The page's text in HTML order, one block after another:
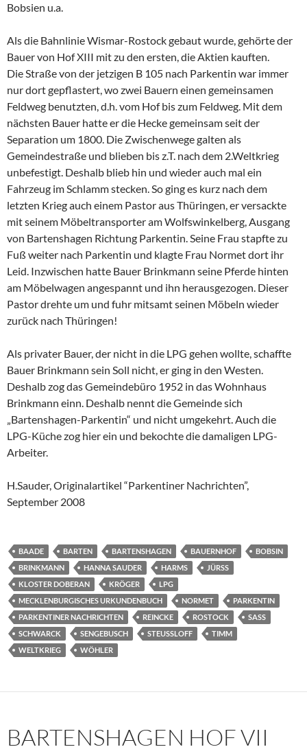
Bobsien u.a.
Als die Bahnlinie Wismar-Rostock gebaut wurde, gehörte der
Bauer von Hof XIII mit zu den ersten, die Aktien kauften.
Die Straße von der jetzigen B 105 nach Parkentin war immer
nur dort gepflastert, wo zwei Bauern einen gemeinsamen
Feldweg benutzten, d.h. vom Hof bis zum Feldweg. Mit dem
nächsten Bauer hatte er die Hecke gemeinsam seit der
Separation um 1800. Die Zwischenwege galten als
Gemeindestraße und blieben bis z.T. nach dem 2.Weltkrieg
unbefestigt. Deshalb blieb hin und wieder auch mal ein
Fahrzeug im Schlamm stecken. So ging es kurz nach dem
letzten Krieg auch einem Pastor aus Thüringen, er versackte
mit seinem Möbeltransporter am Wolfswinkelberg, Ausgang
von Bartenshagen Richtung Parkentin. Seine Frau stapfte zu
Fuß weiter nach Parkentin und klagte Frau Normet dort ihr
Leid. Inzwischen hatte Bauer Brinkmann seine Pferde hinten
am Möbelwagen angespannt und ihn herausgezogen. Dieser
Pastor drehte um und fuhr mitsamt seinen Möbeln wieder
zurück nach Thüringen!
Als privater Bauer, der nicht in die LPG gehen wollte, schaffte
Bauer Brinkmann sein Soll nicht, er ging in den Westen.
Deshalb zog das Gemeindebüro 1952 in das Wohnhaus
Brinkmann einn. Deshalb nennt die Gemeinde sich
„Bartenshagen-Parkentin“ und nicht umgekehrt. Auch die
LPG-Küche zog hier ein und bekochte die damaligen LPG-
Arbeiter.
H.Sauder, Originalartikel “Parkentiner Nachrichten”,
September 2008
BAADE BARTEN BARTENSHAGEN BAUERNHOF
BOBSIN
BRINKMANN
HANNA SAUDER HARMS
JÜRSS
KLOSTER DOBERAN
KRÖGER
LPG
MECKLENBURGISCHES URKUNDENBUCH
NORMET
PARKENTIN
PARKENTINER NACHRICHTEN
REINCKE ROSTOCK
SASS
SCHWARCK
SENGEBUSCH STEUSSLOFF
TIMM
WELTKRIEG
WÖHLER
BARTENSHAGEN HOF VII